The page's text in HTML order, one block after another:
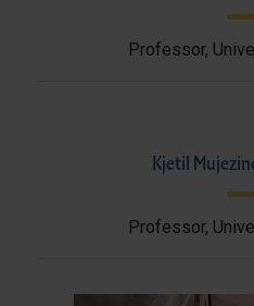
Professor,
Kjetil
Professor,